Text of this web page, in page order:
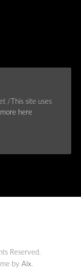
Reserved.
by Alx.
/This site uses
here